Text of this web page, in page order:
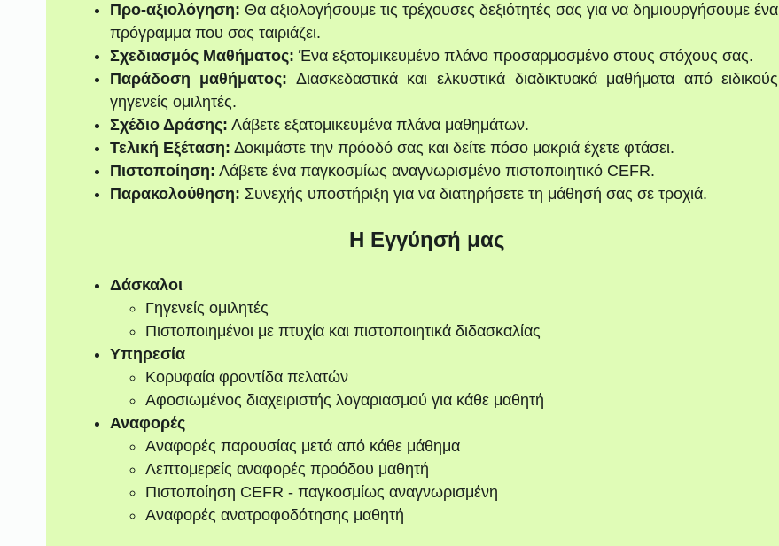
Προ-αξιολόγηση: Θα αξιολογήσουμε τις τρέχουσες δεξιότητές σας για να δημιουργήσουμε ένα
πρόγραμμα που σας ταιριάζει.
Σχεδιασμός Μαθήματος: Ένα εξατομικευμένο πλάνο προσαρμοσμένο στους στόχους σας.
Παράδοση μαθήματος: Διασκεδαστικά και ελκυστικά διαδικτυακά μαθήματα από ειδικούς
γηγενείς ομιλητές.
Σχέδιο Δράσης: Λάβετε εξατομικευμένα πλάνα μαθημάτων.
Τελική Εξέταση: Δοκιμάστε την πρόοδό σας και δείτε πόσο μακριά έχετε φτάσει.
Πιστοποίηση: Λάβετε ένα παγκοσμίως αναγνωρισμένο πιστοποιητικό CEFR.
Παρακολούθηση: Συνεχής υποστήριξη για να διατηρήσετε τη μάθησή σας σε τροχιά.
Η Εγγύησή μας
Δάσκαλοι
Γηγενείς ομιλητές
Πιστοποιημένοι με πτυχία και πιστοποιητικά διδασκαλίας
Υπηρεσία
Κορυφαία φροντίδα πελατών
Αφοσιωμένος διαχειριστής λογαριασμού για κάθε μαθητή
Αναφορές
Αναφορές παρουσίας μετά από κάθε μάθημα
Λεπτομερείς αναφορές προόδου μαθητή
Πιστοποίηση CEFR - παγκοσμίως αναγνωρισμένη
Αναφορές ανατροφοδότησης μαθητή